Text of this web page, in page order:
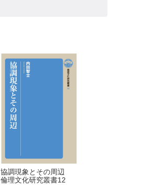
協調現象とその周辺
倫理文化研究叢書12